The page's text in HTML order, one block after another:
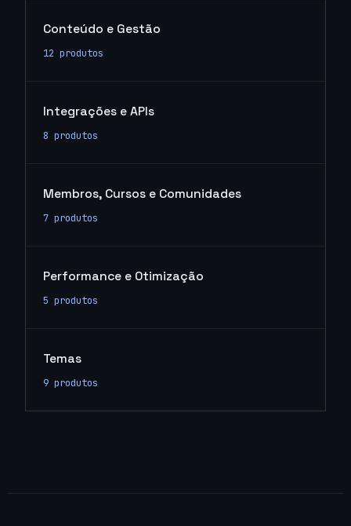
Conteúdo e Gestão
12 produtos
Integrações e APIs
8 produtos
Membros, Cursos e Comunidades
7 produtos
Performance e Otimização
5 produtos
Temas
9 produtos